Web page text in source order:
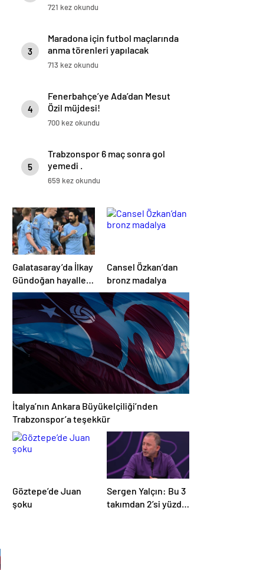
721 kez okundu
3
Maradona için futbol maçlarında
anma törenleri yapılacak
713 kez okundu
4
Fenerbahçe’ye Ada’dan Mesut
Özil müjdesi!
700 kez okundu
5
Trabzonspor 6 maç sonra gol
yemedi .
659 kez okundu
Galatasaray’da İlkay
Gündoğan hayalleri
suya düştü
Cansel Özkan’dan
bronz madalya
İtalya’nın Ankara Büyükelçiliği’nden
Trabzonspor’a teşekkür
Göztepe’de Juan
şoku
Sergen Yalçın: Bu 3
takımdan 2’si yüzde